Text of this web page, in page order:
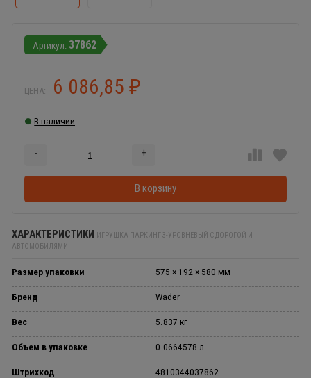
37862
ЦЕНА: 6 086,85 ₽
В наличии
- +
В корзину
ХАРАКТЕРИСТИКИ
ИГРУШКА ПАРКИНГ 3-УРОВНЕВЫЙ С ДОРОГОЙ И
АВТОМОБИЛЯМИ
Размер упаковки 575 × 192 × 580 мм
Бренд Wader
Вес 5.837 кг
Объем в упаковке 0.0664578 л
Штрихкод 4810344037862